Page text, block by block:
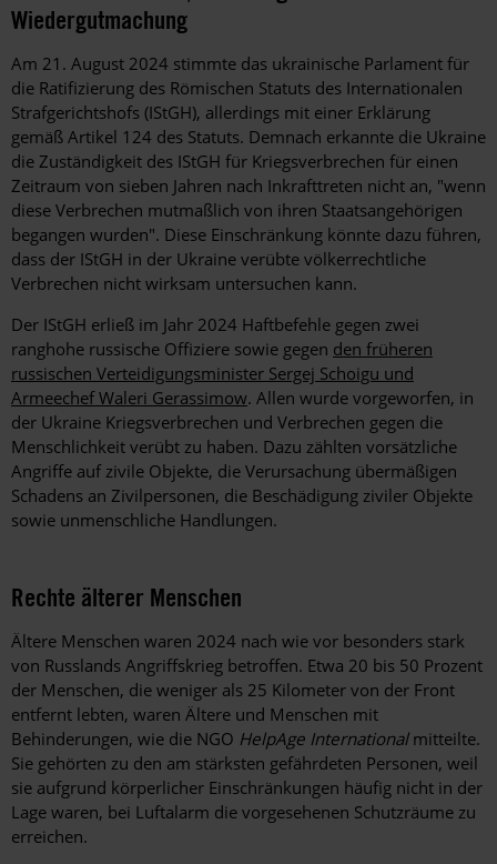
Wiedergutmachung
Am 21. August 2024 stimmte das ukrainische Parlament für
die Ratifizierung des Römischen Statuts des Internationalen
Strafgerichtshofs (IStGH), allerdings mit einer Erklärung
gemäß Artikel 124 des Statuts. Demnach erkannte die Ukraine
die Zuständigkeit des IStGH für Kriegsverbrechen für einen
Zeitraum von sieben Jahren nach Inkrafttreten nicht an, "wenn
diese Verbrechen mutmaßlich von ihren Staatsangehörigen
begangen wurden". Diese Einschränkung könnte dazu führen,
dass der IStGH in der Ukraine verübte völkerrechtliche
Verbrechen nicht wirksam untersuchen kann.
Der IStGH erließ im Jahr 2024 Haftbefehle gegen zwei
ranghohe russische Offiziere sowie gegen den früheren
russischen Verteidigungsminister Sergej Schoigu und
Armeechef Waleri Gerassimow. Allen wurde vorgeworfen, in
der Ukraine Kriegsverbrechen und Verbrechen gegen die
Menschlichkeit verübt zu haben. Dazu zählten vorsätzliche
Angriffe auf zivile Objekte, die Verursachung übermäßigen
Schadens an Zivilpersonen, die Beschädigung ziviler Objekte
sowie unmenschliche Handlungen.
Rechte älterer Menschen
Ältere Menschen waren 2024 nach wie vor besonders stark
von Russlands Angriffskrieg betroffen. Etwa 20 bis 50 Prozent
der Menschen, die weniger als 25 Kilometer von der Front
entfernt lebten, waren Ältere und Menschen mit
Behinderungen, wie die NGO HelpAge International mitteilte.
Sie gehörten zu den am stärksten gefährdeten Personen, weil
sie aufgrund körperlicher Einschränkungen häufig nicht in der
Lage waren, bei Luftalarm die vorgesehenen Schutzräume zu
erreichen.